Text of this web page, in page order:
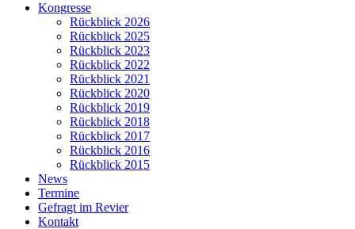
Kongresse
Rückblick 2026
Rückblick 2025
Rückblick 2023
Rückblick 2022
Rückblick 2021
Rückblick 2020
Rückblick 2019
Rückblick 2018
Rückblick 2017
Rückblick 2016
Rückblick 2015
News
Termine
Gefragt im Revier
Kontakt